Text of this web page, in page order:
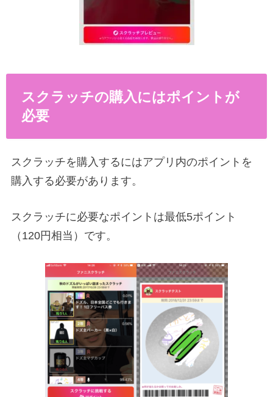
スクラッチの購入にはポイントが
必要
スクラッチを購入するにはアプリ内のポイントを
購入する必要があります。
スクラッチに必要なポイントは最低5ポイント
（120円相当）です。